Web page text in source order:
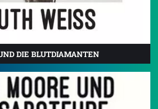
DIE BLUTDIAMANTEN